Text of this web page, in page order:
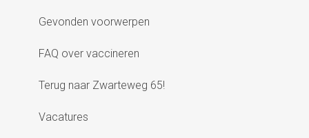
Gevonden voorwerpen
FAQ over vaccineren
Terug naar Zwarteweg 65!
Vacatures